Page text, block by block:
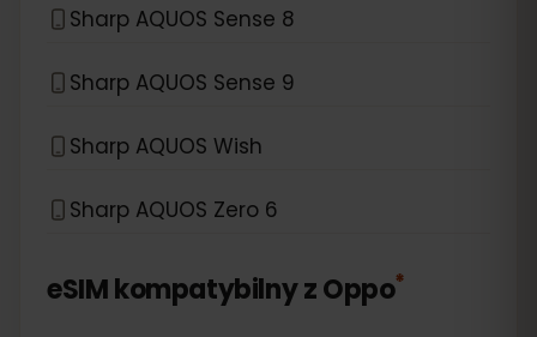
Sharp AQUOS Sense 8
Sharp AQUOS Sense 9
Sharp AQUOS Wish
Sharp AQUOS Zero 6
eSIM kompatybilny zOppo*